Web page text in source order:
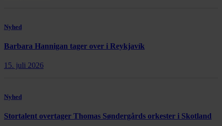
Nyhed
Barbara Hannigan tager over i Reykjavík
15. juli 2026
Nyhed
Stortalent overtager Thomas Søndergårds orkester i Skotland